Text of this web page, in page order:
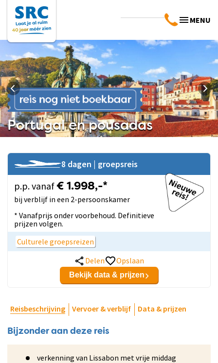
MENU
Portugal en pousadas
8 dagen | groepsreis
p.p. vanaf€ 1.998,-*
bij verblijf in een 2-persoonskamer
* Vanafprijs onder voorbehoud. Definitieve
prijzen volgen.
Culturele groepsreizen
Delen
Opslaan
Bekijk data & prijzen
Reisbeschrijving Vervoer & verblijf Data & prijzen
Bijzonder aan deze reis
verkenning van Lissabon met vrije middag